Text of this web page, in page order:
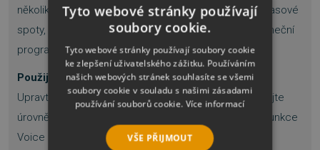
několika kliknutí. Kombinujte zvuk pro podcasty, rozhlasové
spoty, prezentace v PowerPointu nebo hudbu pro taneční
programy, krasobruslení, gymnastiku a aerobik.
Použijte více než 40 různých zvukových efektů
Upravte basy nebo výšky pomocí ekvalizéru. Vyrovnejte
úrovně hlasitosti pomocí funkce Auto Gain. Pomocí funkce
Voice Over můžete snadno zapnout a vypnout hudbu
Tyto webové stránky používají
soubory cookie.
Tyto webové stránky používají soubory cookie
ke zlepšení uživatelského zážitku. Používáním
našich webových stránek souhlasíte se všemi
soubory cookie v souladu s našimi zásadami
používání souborů cookie. Více informací
VŠE PŘIJMOUT